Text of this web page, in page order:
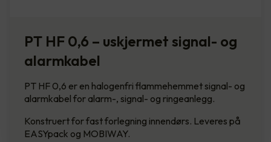
PT HF 0,6 – uskjermet signal- og
alarmkabel
PT HF 0,6 er en halogenfri flammehemmet signal- og
alarmkabel for alarm-, signal- og ringeanlegg.
Konstruert for fast forlegning innendørs. Leveres på
EASYpack og MOBIWAY.